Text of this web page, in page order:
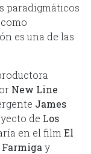
paradigmáticos
es una de las
New Line
James
de Los
en el film El
Farmiga y